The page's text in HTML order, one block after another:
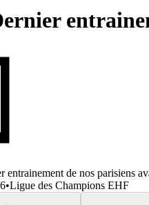
entrainement de nos parisiens
•Ligue des Champions EHF